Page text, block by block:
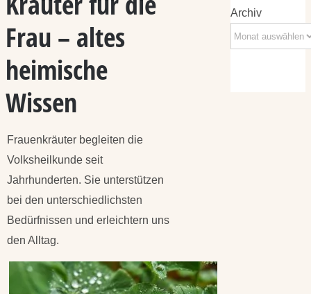
Frau – altes
heimische
Wissen
Frauenkräuter begleiten die
Volksheilkunde seit
Jahrhunderten. Sie unterstützen
bei den unterschiedlichsten
Bedürfnissen und erleichtern uns
den Alltag.
Archiv